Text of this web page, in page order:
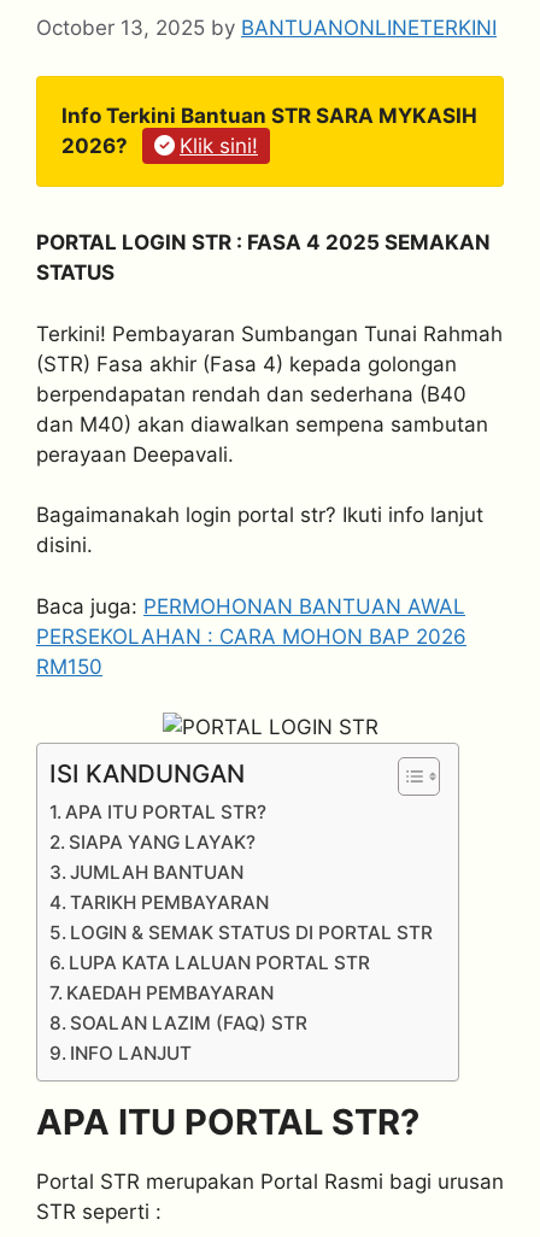
October 13, 2025 by BANTUANONLINETERKINI
Info Terkini Bantuan STR SARA MYKASIH
2026?
Klik sini!
PORTAL LOGIN STR : FASA 4 2025 SEMAKAN
STATUS
Terkini! Pembayaran Sumbangan Tunai Rahmah
(STR) Fasa akhir (Fasa 4) kepada golongan
berpendapatan rendah dan sederhana (B40
dan M40) akan diawalkan sempena sambutan
perayaan Deepavali.
Bagaimanakah login portal str? Ikuti info lanjut
disini.
Baca juga: PERMOHONAN BANTUAN AWAL
PERSEKOLAHAN : CARA MOHON BAP 2026
RM150
ISI KANDUNGAN
APA ITU PORTAL STR?
SIAPA YANG LAYAK?
JUMLAH BANTUAN
TARIKH PEMBAYARAN
LOGIN & SEMAK STATUS DI PORTAL STR
LUPA KATA LALUAN PORTAL STR
KAEDAH PEMBAYARAN
SOALAN LAZIM (FAQ) STR
INFO LANJUT
APA ITU PORTAL STR?
Portal STR merupakan Portal Rasmi bagi urusan
STR seperti :